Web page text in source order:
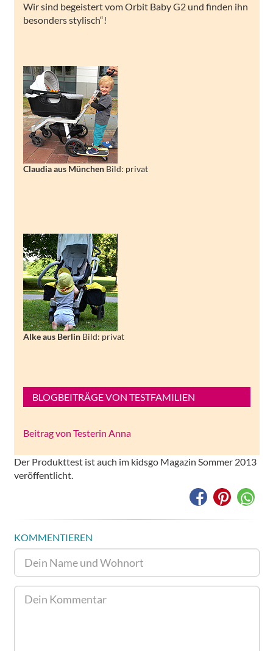
Wir sind begeistert vom Orbit Baby G2 und finden ihn
besonders stylisch“!
Claudia aus MünchenBild: privat
Alke aus BerlinBild: privat
BLOGBEITRÄGE VON TESTFAMILIEN
Beitrag von Testerin Anna
Der Produkttest ist auch im kidsgo Magazin Sommer 2013
veröffentlicht.
KOMMENTIEREN